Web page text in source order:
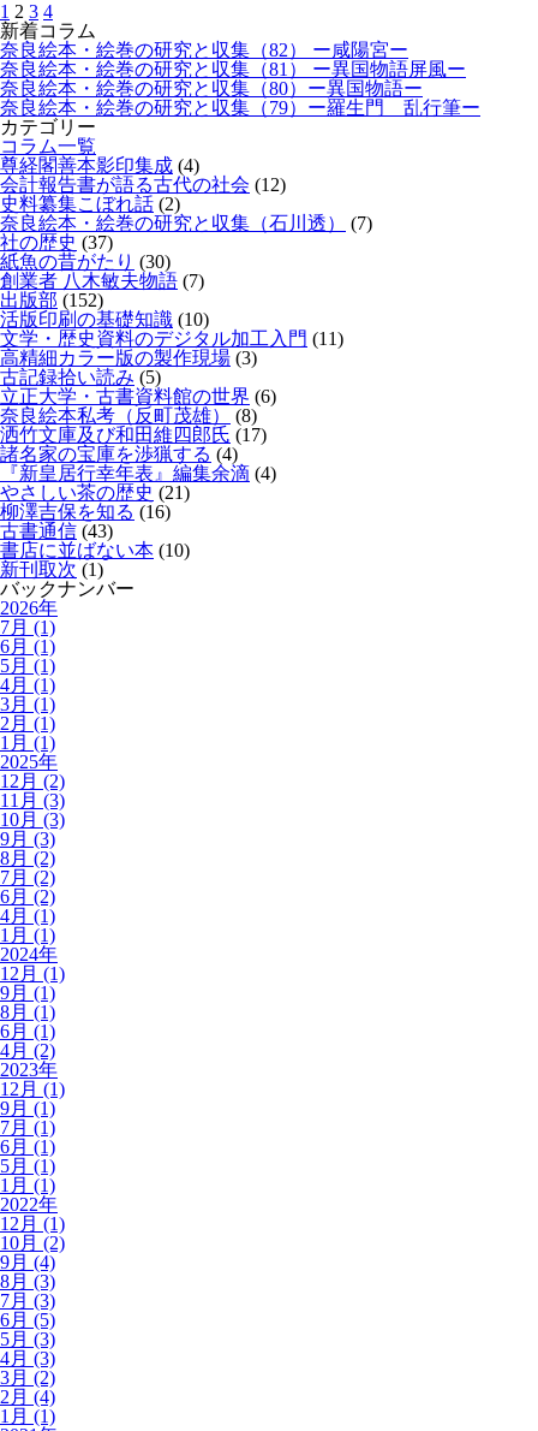
1 2 3 4
新着コラム
奈良絵本・絵巻の研究と収集（82） ー咸陽宮ー
奈良絵本・絵巻の研究と収集（81） ー異国物語屏風ー
奈良絵本・絵巻の研究と収集（80）ー異国物語ー
奈良絵本・絵巻の研究と収集（79）ー羅生門 乱行筆ー
カテゴリー
コラム一覧
尊経閣善本影印集成 (4)
会計報告書が語る古代の社会 (12)
史料纂集こぼれ話 (2)
奈良絵本・絵巻の研究と収集（石川透）
(7)
社の歴史 (37)
紙魚の昔がたり (30)
創業者 八木敏夫物語 (7)
出版部 (152)
活版印刷の基礎知識 (10)
文学・歴史資料のデジタル加工入門 (11)
高精細カラー版の製作現場 (3)
古記録拾い読み (5)
立正大学・古書資料館の世界 (6)
奈良絵本私考（反町茂雄）
(8)
洒竹文庫及び和田維四郎氏 (17)
諸名家の宝庫を渉猟する (4)
『新皇居行幸年表』編集余滴 (4)
やさしい茶の歴史 (21)
柳澤吉保を知る (16)
古書通信 (43)
書店に並ばない本 (10)
新刊取次 (1)
バックナンバー
2026年
7月 (1)
6月 (1)
5月 (1)
4月 (1)
3月 (1)
2月 (1)
1月 (1)
2025年
12月 (2)
11月 (3)
10月 (3)
9月 (3)
8月 (2)
7月 (2)
6月 (2)
4月 (1)
1月 (1)
2024年
12月 (1)
9月 (1)
8月 (1)
6月 (1)
4月 (2)
2023年
12月 (1)
9月 (1)
7月 (1)
6月 (1)
5月 (1)
1月 (1)
2022年
12月 (1)
10月 (2)
9月 (4)
8月 (3)
7月 (3)
6月 (5)
5月 (3)
4月 (3)
3月 (2)
2月 (4)
1月 (1)